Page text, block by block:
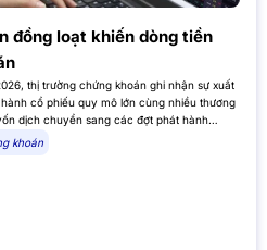
đồng loạt khiến dòng tiền
thị trường chứng khoán ghi nhận sự xuất
cổ phiếu quy mô lớn cùng nhiều thương
dịch chuyển sang các đợt phát hành
khoán